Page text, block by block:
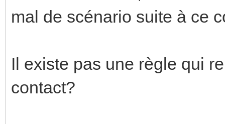
mal de scénario suite à ce
Il existe pas une règle qui
contact?